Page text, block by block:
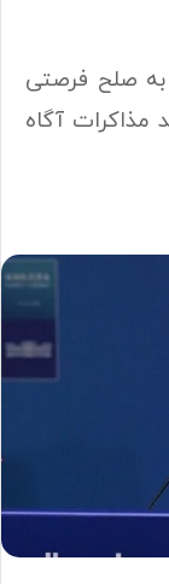
به صلح فرصتی
مذاکرات آگاه